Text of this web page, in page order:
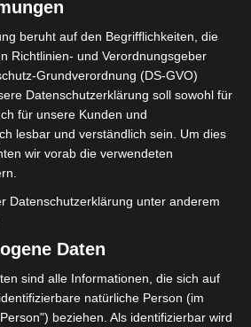
Sportive de
Guerdane 1
ENDERGEBNIS
Municipal de Métlaoui
Elfmetertor
A. Tawssi
Behi
beruht auf den Begrifflichkeiten, die
Richtlinien- und Verordnungsgeber
Grundverordnung (DS-GVO)
Datenschutzerklärung soll sowohl für
für unsere Kunden und
lesbar und verständlich sein. Um dies
wir vorab die verwendeten
Datenschutzerklärung unter anderem
Daten
sind alle Informationen, die sich auf
natürliche Person (im
beziehen. Als identifizierbar wird